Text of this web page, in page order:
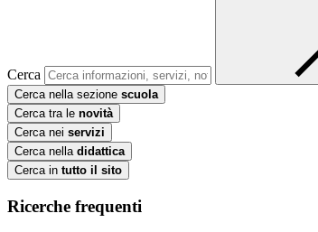
Cerca
Cerca nella sezione scuola
Cerca tra le novità
Cerca nei servizi
Cerca nella didattica
Cerca in tutto il sito
Ricerche frequenti